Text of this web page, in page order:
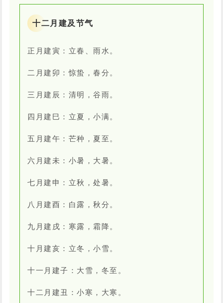
十二月建及节气
正月建寅：立春、雨水。
二月建卯：惊蛰，春分。
三月建辰：清明，谷雨。
四月建巳：立夏，小满。
五月建午：芒种，夏至。
六月建未：小暑，大暑。
七月建申：立秋，处暑。
八月建酉：白露，秋分。
九月建戌：寒露，霜降。
十月建亥：立冬，小雪。
十一月建子：大雪，冬至。
十二月建丑：小寒，大寒。